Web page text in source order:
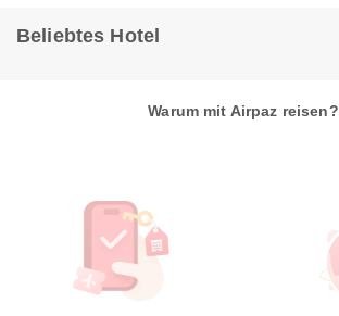
Beliebtes Hotel
Warum mit Airpaz reisen?